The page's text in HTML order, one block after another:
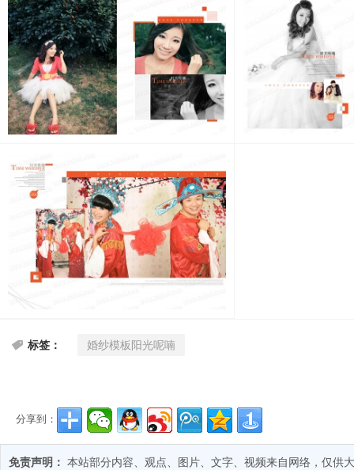
标签： 婚纱模板阳光呢喃
分享到：
免责声明： 本站部分内容、观点、图片、文字、视频来自网络，仅供